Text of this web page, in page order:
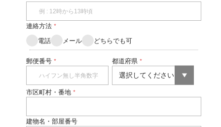
連絡方法 *
電話
メール どちらでも可
郵便番号 * 都道府県 *
市区町村・番地 *
建物名・部屋番号